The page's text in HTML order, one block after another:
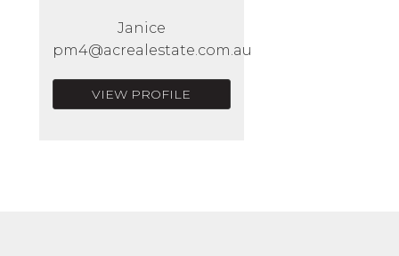
Janice
pm4@acrealestate.com.au
VIEW PROFILE